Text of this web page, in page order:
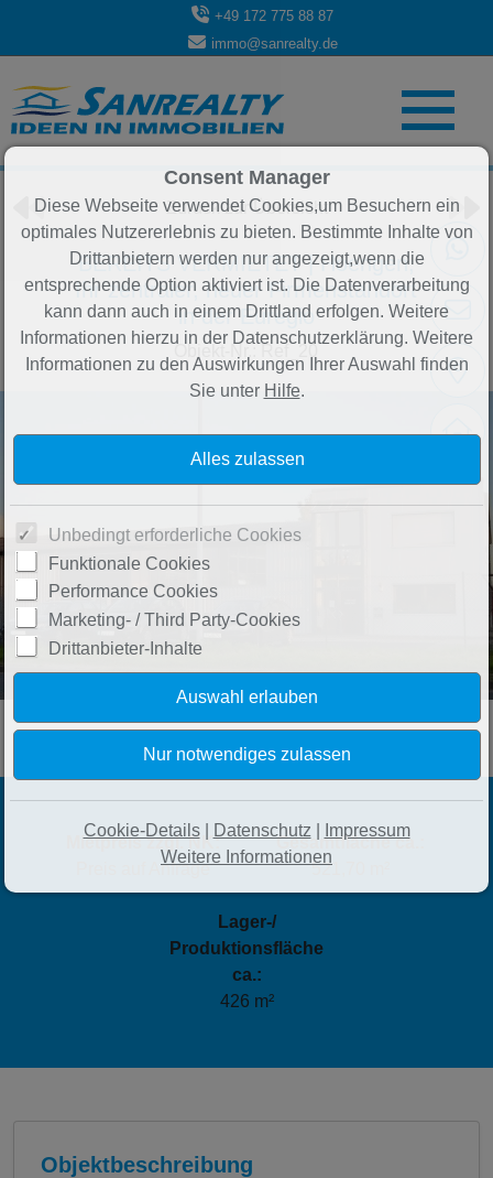
+49 172 775 88 87
immo@sanrealty.de
Objekt 77 von 84
Zurück zur Übersicht
BEREITS VERMIETET | Hoengen,
Ihr zentraler, neuer Firmenstandort
in der Euregio
Mietpreis zzgl. NK:
Preis auf Anfrage
Gesamtfläche ca.:
521,70 m²
Lager-/
Produktionsfläche
ca.:
426 m²
Objektbeschreibung
Consent Manager
Diese Webseite verwendet Cookies,um Besuchern ein
optimales Nutzererlebnis zu bieten. Bestimmte Inhalte von
Drittanbietern werden nur angezeigt,wenn die
entsprechende Option aktiviert ist. Die Datenverarbeitung
kann dann auch in einem Drittland erfolgen. Weitere
Informationen hierzu in der Datenschutzerklärung. Weitere
Informationen zu den Auswirkungen Ihrer Auswahl finden
Sie unter Hilfe.
Unbedingt erforderliche Cookies
Funktionale Cookies
Performance Cookies
Marketing- / Third Party-Cookies
Drittanbieter-Inhalte
Cookie-Details| Datenschutz
Impressum
Weitere Informationen